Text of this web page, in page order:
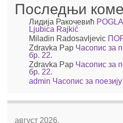
Последњи
Лидија Ракочевић
Ljubica Rajkić
Miladin Radosavljevic
Zdravka Pap Часопис за
бр. 22.
Zdravka Pap Часопис за
бр. 22.
admin Часопис за
август 2026.